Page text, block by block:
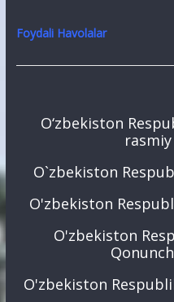
Foydali Havolalar
O‘zbekiston
O`zbekiston
O'zbekiston
O'zbekiston
O'zbekiston